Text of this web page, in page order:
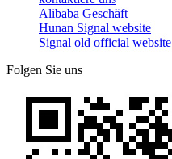
Alibaba Geschäft
Hunan Signal website
Signal old official website
Folgen Sie uns